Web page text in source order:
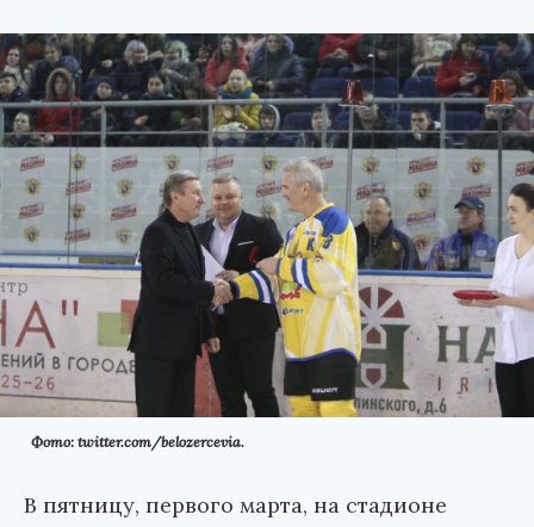
Фото: twitter.com/belozercevia.
В пятницу, первого марта, на стадионе